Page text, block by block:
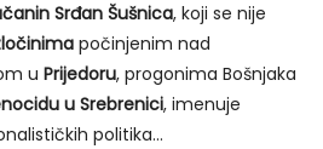
Srđan Šušnica, koji se nije
počinjenim nad
u Prijedoru, progonima Bošnjaka
u Srebrenici, imenuje
politika…